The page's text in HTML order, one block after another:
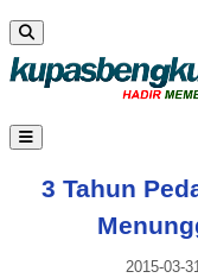
3 Tahun
2015-03-